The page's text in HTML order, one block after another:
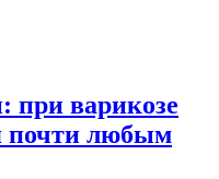
при варикозе
почти любым